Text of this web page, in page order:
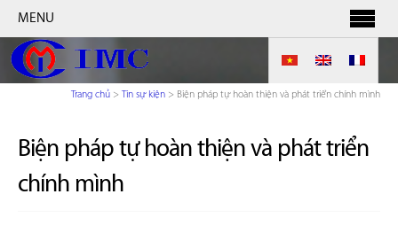
MENU
Trang chủ > Tin sự kiện > Biện pháp tự hoàn thiện và phát triển chính mình
Biện pháp tự hoàn thiện và phát triển
chính mình